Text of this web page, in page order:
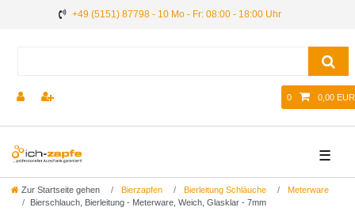
+49 (5151) 87798 - 10 Mo - Fr: 08:00 - 18:00 Uhr
0 0,00 EUR
☰
Zur Startseite gehen Bierzapfen Bierleitung Schläuche
Meterware
Bierschlauch, Bierleitung - Meterware, Weich, Glasklar - 7mm